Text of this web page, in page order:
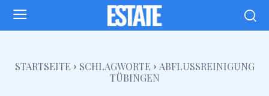
STARTSEITE SCHLAGWORTE
ABFLUSSREINIGUNG
TÜBINGEN